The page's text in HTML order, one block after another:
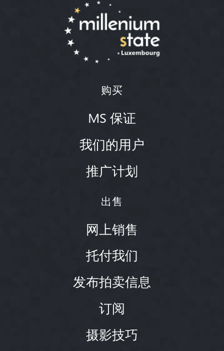
购买
MS 保证
我们的用户
推广计划
出售
网上销售
托付我们
发布拍卖信息
订阅
摄影技巧